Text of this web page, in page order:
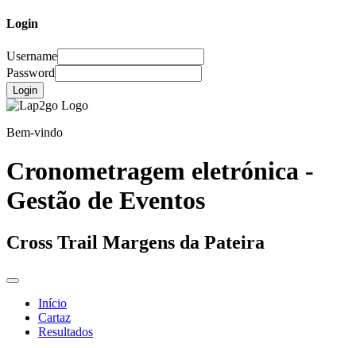
Login
Username
Password
Login
Bem-vindo
Cronometragem eletrónica -
Gestão de Eventos
Cross Trail Margens da Pateira
Início
Cartaz
Resultados